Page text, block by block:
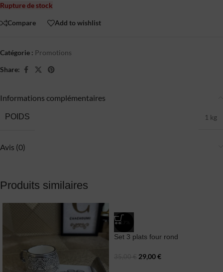
Rupture de stock
Compare Add to wishlist
Catégorie : Promotions
Share:
Informations complémentaires
POIDS 1 kg
Avis (0)
Produits similaires
-17%
Set 3 plats four rond
29,00€